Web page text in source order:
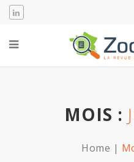
MOIS :
Home